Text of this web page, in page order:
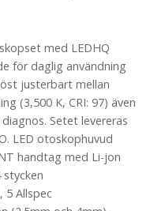
med LEDHQ
för daglig användning
justerbart mellan
(3,500 K, CRI: 97) även
Setet levereras
LED otoskophuvud
handtag med Li-jon
5 Allspec